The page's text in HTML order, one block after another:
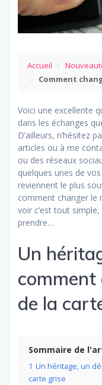
Accueil ›
›
Comment
Voici une excellente
dans les échanges
D’ailleurs, n’hésitez
articles ou à me
ou des réseaux
quelques unes de
reviennent le plus
comment changer le
voir c’est tout
prendre…
Un
comment
de la
Sommaire de
1 Un héritage, un
carte grise